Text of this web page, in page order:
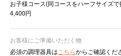
お子様コース(同コースをハーフサイズ
4,400円
お客様にご準備いただく物
必須の調理器具は こちらからご確認くだ